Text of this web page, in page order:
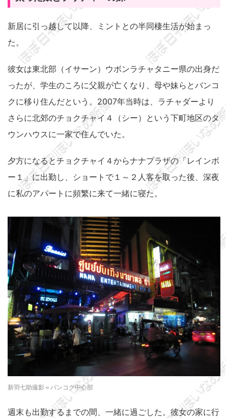
新居に引っ越して以降、ミントとの半同棲生活が始まっ
た。
彼女は東北部（イサーン）ウボンラチャタニー県の出身だ
ったが、学生のころに父親が亡くなり、母や妹らとバンコ
クに移り住んだという。2007年当時は、ラチャダーより
さらに北郊のチョクチャイ４（シー）という下町地区のタ
ウンハウスに一家で住んでいた。
夕方になるとチョクチャイ４からナナプラザの「レインボ
ー１」に出勤し、ショートで１～２人客を取った後、深夜
に私のアパートに頻繁に来て一緒に寝た。
新羽七助撮影＝バンコク中心部
週末も出勤するまでの間、一緒に過ごした。彼女の家に行